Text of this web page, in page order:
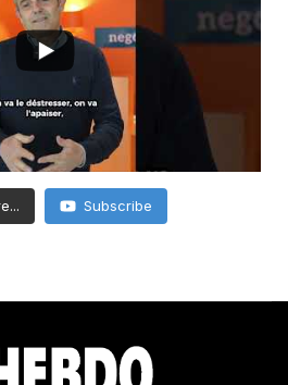
Subscribe